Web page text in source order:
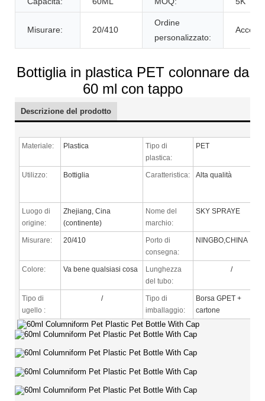
Misurare: 20/410
Ordine
personalizzato:
Bottiglia in plastica PET colonnare da
60 ml con tappo
Descrizione del prodotto
Materiale: Plastica
Tipo di
plastica:
PET
Utilizzo: Bottiglia Caratteristica: Alta qualità
Luogo di
origine:
Zhejiang, Cina
(continente)
Nome del
marchio:
SKY SPRAYE
Misurare: 20/410
Porto di
consegna:
NINGBO,CHINA
Colore: Va bene qualsiasi cosa
Lunghezza
del tubo:
/
Tipo di
ugello :
/
Tipo di
imballaggio:
Borsa GPET +
cartone